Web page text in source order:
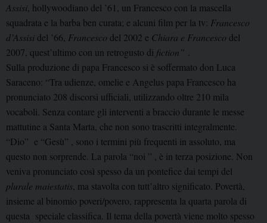
Assisi , hollywoodiano del ’61, un Francesco con la mascella
squadrata e la barba ben curata; e alcuni film per la tv: Francesco
d’Assisi del ’66, Francesco del 2002 e Chiara e Francesco del
2007, quest’ultimo con un retrogusto di fiction”
Sulla produzione di papa Francesco si è soffermato don Luca
Saraceno: “Tra udienze, omelie e Angelus papa Francesco ha
pronunciato 208 discorsi ufficiali, utilizzando oltre 210 mila
vocaboli. Senza contare gli interventi a braccio durante le messe
mattutine a Santa Marta, che non sono trascritti integralmente.
“Dio” e “Gesù” , sono i termini più frequenti in assoluto, ma
questo non sorprende. La parola “noi ” , è in terza posizione. Non
veniva pronunciato così spesso da un pontefice dai tempi del
plurale maiestatis , ma stavolta con tutt’altro significato. Povertà,
insieme al binomio poveri/povero, rappresenta la quarta parola di
questa speciale classifica. Il tema della povertà viene molto spesso